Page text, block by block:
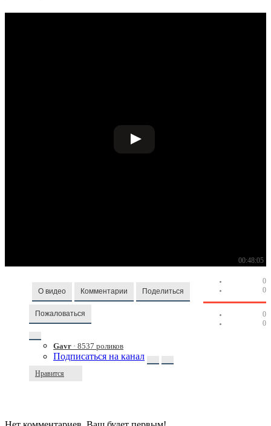
00:48:05
О видео Комментарии Поделиться
Пожаловаться
Gavr · 8537 роликов
Подписаться на канал
Нравится
0
0
0
0